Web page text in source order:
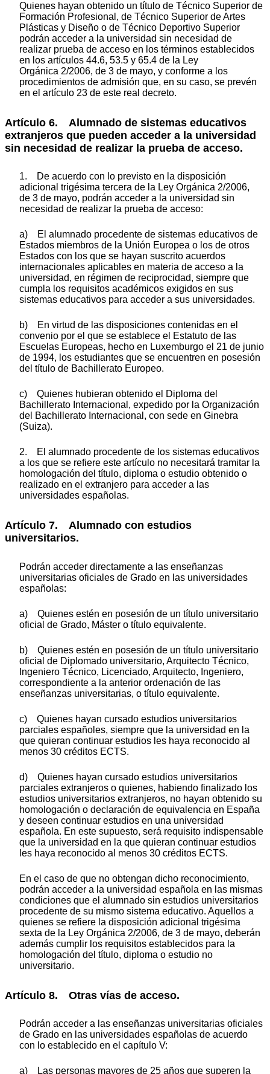
Quienes hayan obtenido un título de Técnico Superior de
Formación Profesional, de Técnico Superior de Artes
Plásticas y Diseño o de Técnico Deportivo Superior
podrán acceder a la universidad sin necesidad de
realizar prueba de acceso en los términos establecidos
en los artículos 44.6, 53.5 y 65.4 de la Ley
Orgánica 2/2006, de 3 de mayo, y conforme a los
procedimientos de admisión que, en su caso, se prevén
en el artículo 23 de este real decreto.
Artículo 6. Alumnado de sistemas educativos
extranjeros que pueden acceder a la universidad
sin necesidad de realizar la prueba de acceso.
1. De acuerdo con lo previsto en la disposición
adicional trigésima tercera de la Ley Orgánica 2/2006,
de 3 de mayo, podrán acceder a la universidad sin
necesidad de realizar la prueba de acceso:
a) El alumnado procedente de sistemas educativos de
Estados miembros de la Unión Europea o los de otros
Estados con los que se hayan suscrito acuerdos
internacionales aplicables en materia de acceso a la
universidad, en régimen de reciprocidad, siempre que
cumpla los requisitos académicos exigidos en sus
sistemas educativos para acceder a sus universidades.
b) En virtud de las disposiciones contenidas en el
convenio por el que se establece el Estatuto de las
Escuelas Europeas, hecho en Luxemburgo el 21 de junio
de 1994, los estudiantes que se encuentren en posesión
del título de Bachillerato Europeo.
c) Quienes hubieran obtenido el Diploma del
Bachillerato Internacional, expedido por la Organización
del Bachillerato Internacional, con sede en Ginebra
(Suiza).
2. El alumnado procedente de los sistemas educativos
a los que se refiere este artículo no necesitará tramitar la
homologación del título, diploma o estudio obtenido o
realizado en el extranjero para acceder a las
universidades españolas.
Artículo 7. Alumnado con estudios
universitarios.
Podrán acceder directamente a las enseñanzas
universitarias oficiales de Grado en las universidades
españolas:
a) Quienes estén en posesión de un título universitario
oficial de Grado, Máster o título equivalente.
b) Quienes estén en posesión de un título universitario
oficial de Diplomado universitario, Arquitecto Técnico,
Ingeniero Técnico, Licenciado, Arquitecto, Ingeniero,
correspondiente a la anterior ordenación de las
enseñanzas universitarias, o título equivalente.
c) Quienes hayan cursado estudios universitarios
parciales españoles, siempre que la universidad en la
que quieran continuar estudios les haya reconocido al
menos 30 créditos ECTS.
d) Quienes hayan cursado estudios universitarios
parciales extranjeros o quienes, habiendo finalizado los
estudios universitarios extranjeros, no hayan obtenido su
homologación o declaración de equivalencia en España
y deseen continuar estudios en una universidad
española. En este supuesto, será requisito indispensable
que la universidad en la que quieran continuar estudios
les haya reconocido al menos 30 créditos ECTS.
En el caso de que no obtengan dicho reconocimiento,
podrán acceder a la universidad española en las mismas
condiciones que el alumnado sin estudios universitarios
procedente de su mismo sistema educativo. Aquellos a
quienes se refiere la disposición adicional trigésima
sexta de la Ley Orgánica 2/2006, de 3 de mayo, deberán
además cumplir los requisitos establecidos para la
homologación del título, diploma o estudio no
universitario.
Artículo 8. Otras vías de acceso.
Podrán acceder a las enseñanzas universitarias oficiales
de Grado en las universidades españolas de acuerdo
con lo establecido en el capítulo V:
a) Las personas mayores de 25 años que superen la